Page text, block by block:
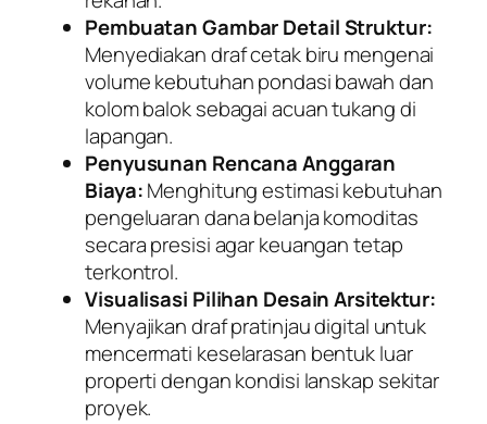
Pembuatan Gambar Detail Struktur:
Menyediakan draf cetak biru mengenai
volume kebutuhan pondasi bawah dan
kolom balok sebagai acuan tukang di
lapangan.
Penyusunan Rencana Anggaran
Biaya:Menghitung estimasi kebutuhan
pengeluaran dana belanja komoditas
secara presisi agar keuangan tetap
terkontrol.
Visualisasi Pilihan Desain Arsitektur:
Menyajikan draf pratinjau digital untuk
mencermati keselarasan bentuk luar
properti dengan kondisi lanskap sekitar
proyek.